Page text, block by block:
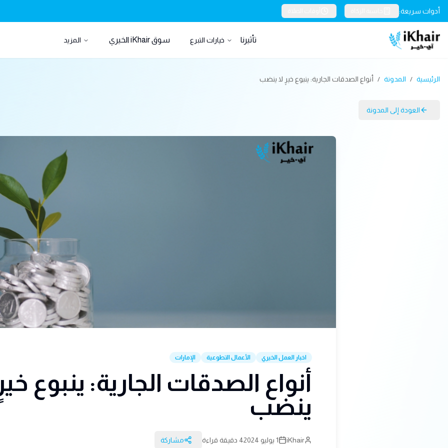
أدوات سريعة:
تأثيرنا خيارات التبرع سوق iKhair الخيري المزيد
الرئيسية / المدونة / أنواع الصدقات الجارية: ينبوع خيرٍ لا ينضب
العودة إلى المدونة
اخبار العمل الخيري الأعمال التطوعية الإمارات
أنواع الصدقات الجارية: ينبوع
ينضب
iKhair 1 يوليو 2024 4 دقيقة قراءة مشاركة